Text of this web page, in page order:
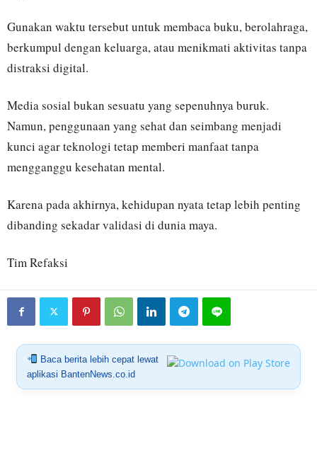
Gunakan waktu tersebut untuk membaca buku, berolahraga,
berkumpul dengan keluarga, atau menikmati aktivitas tanpa
distraksi digital.
Media sosial bukan sesuatu yang sepenuhnya buruk.
Namun, penggunaan yang sehat dan seimbang menjadi
kunci agar teknologi tetap memberi manfaat tanpa
mengganggu kesehatan mental.
Karena pada akhirnya, kehidupan nyata tetap lebih penting
dibanding sekadar validasi di dunia maya.
Tim Refaksi
Baca berita lebih cepat lewat
aplikasi BantenNews.co.id